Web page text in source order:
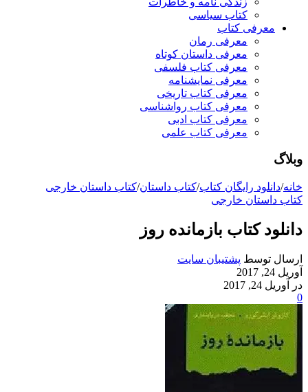
کتاب سیاسی
معرفی کتاب
معرفی رمان
معرفی داستان کوتاه
معرفی کتاب فلسفی
معرفی نمایشنامه
معرفی کتاب تاریخی
معرفی کتاب رواشناسی
معرفی کتاب ادبی
معرفی کتاب علمی
وبلاگ
خانه/دانلود رایگان کتاب/کتاب داستان/کتاب داستان خارجی
کتاب داستان خارجی
دانلود کتاب بازمانده روز
ارسال توسط پشتیبان سایت
آوریل 24, 2017
در آوریل 24, 2017
0